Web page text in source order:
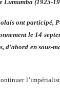
Lumumba (1925-
ont participé,
le 14
en sous-